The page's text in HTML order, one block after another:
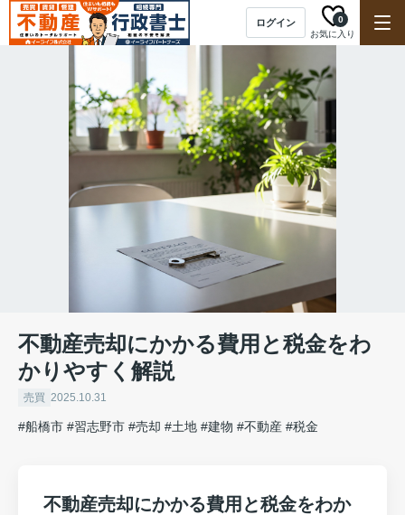
ログイン
お気に入り
0
不動産売却にかかる費用と税金をわ
かりやすく解説
売買 2025.10.31
#船橋市 #習志野市 #売却 #土地 #建物 #不動産 #税金
不動産売却にかかる費用と税金をわか